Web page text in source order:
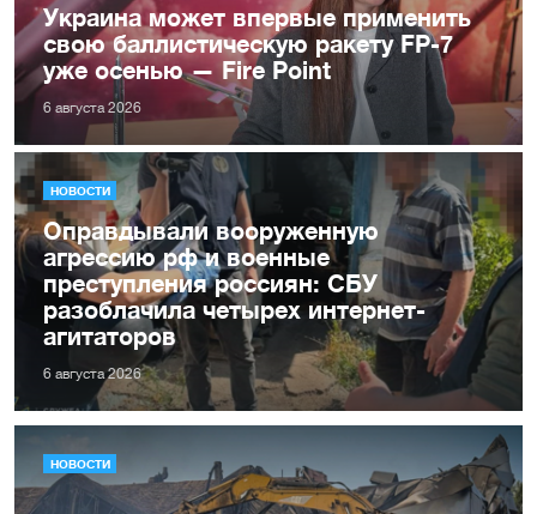
Украина может впервые применить
свою баллистическую ракету FP-7
уже осенью — Fire Point
6 августа 2026
НОВОСТИ
Оправдывали вооруженную
агрессию рф и военные
преступления россиян: СБУ
разоблачила четырех интернет-
агитаторов
6 августа 2026
НОВОСТИ